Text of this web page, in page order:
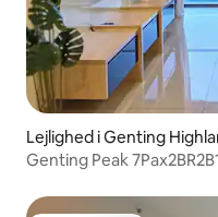
Lejlighed i Genting
Genting Peak